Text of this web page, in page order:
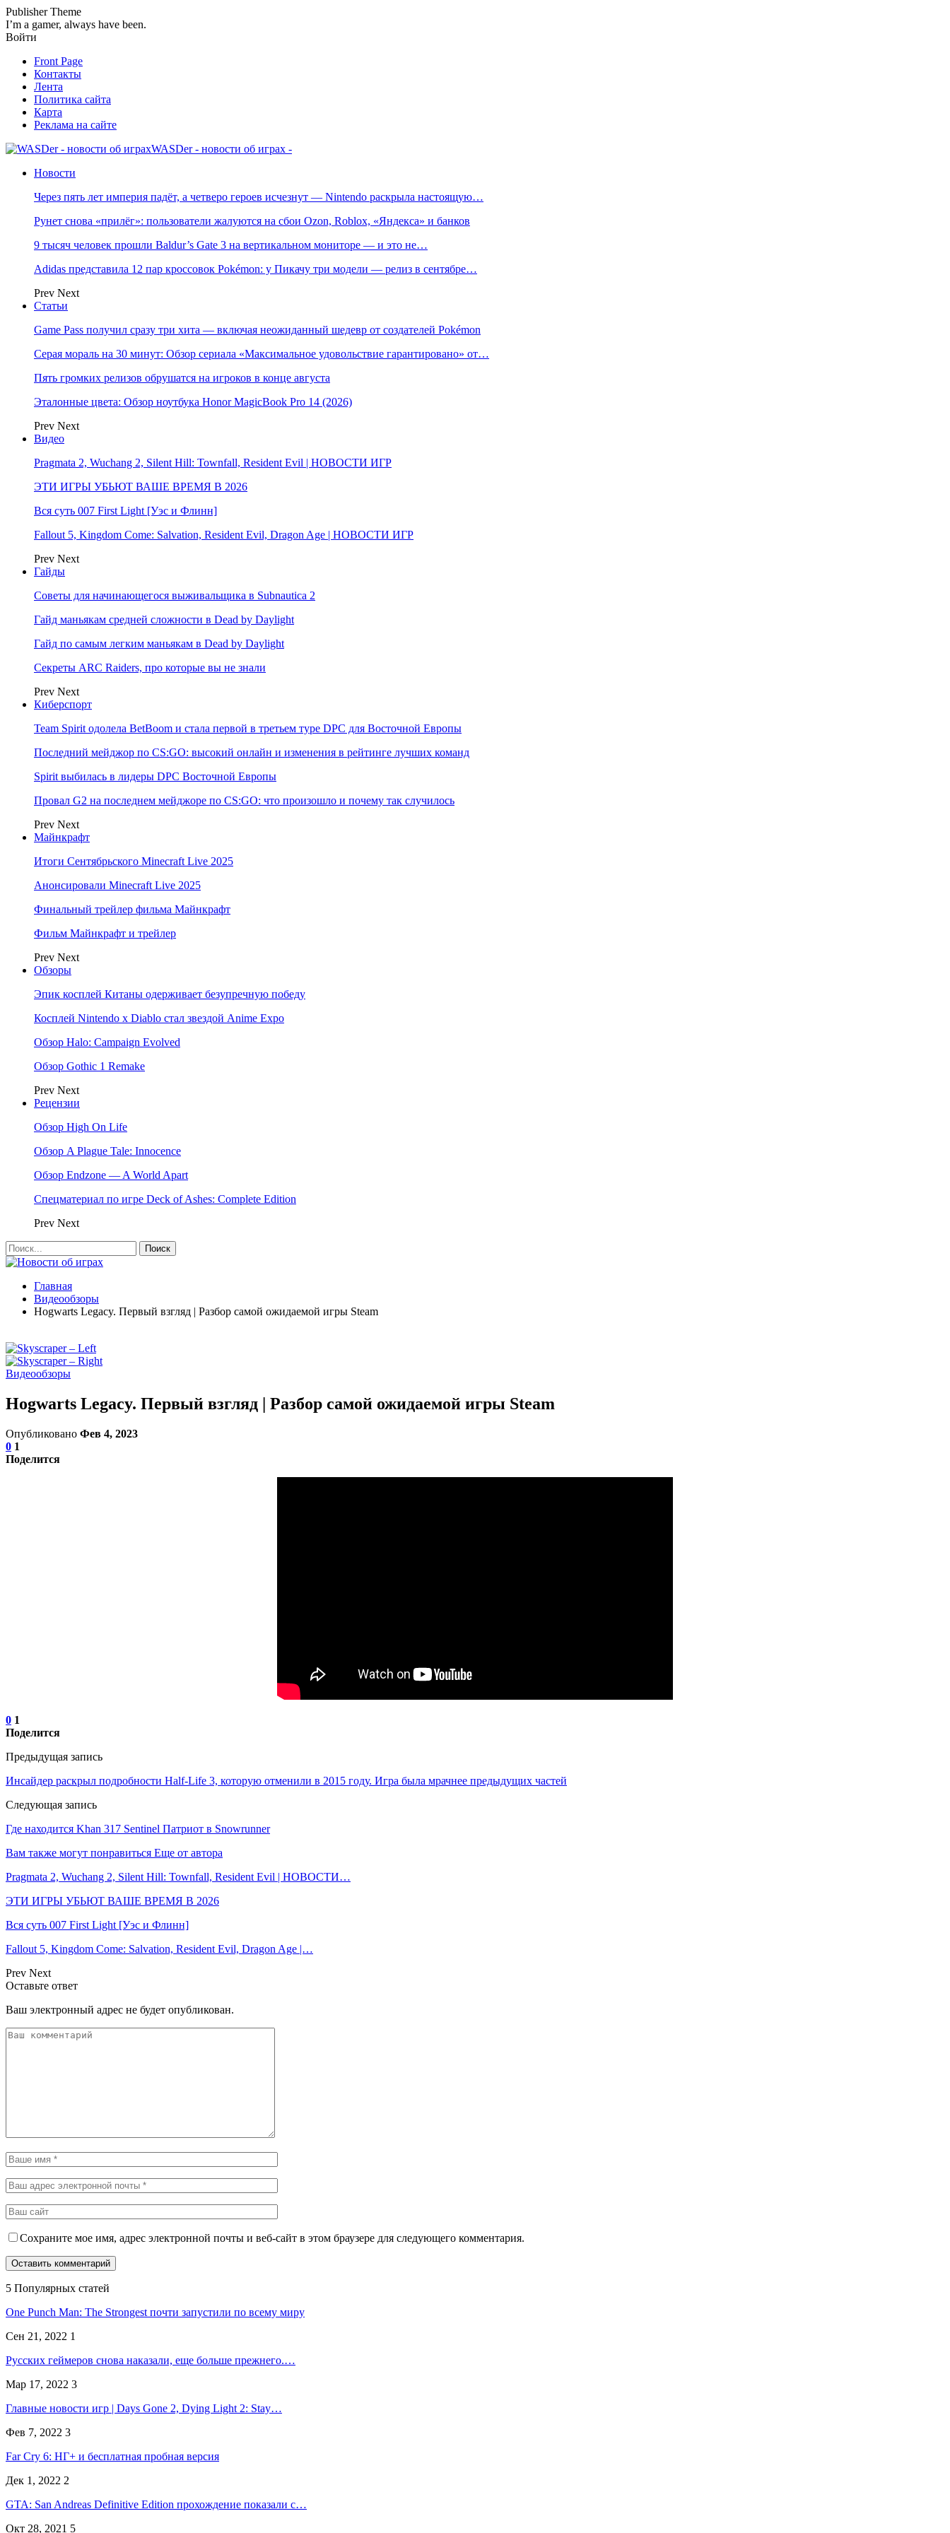
Publisher Theme
I’m a gamer, always have been.
Войти
Front Page
Контакты
Лента
Политика сайта
Карта
Реклама на сайте
WASDer - новости об играх -
Новости
Через пять лет империя падёт, а четверо героев исчезнут — Nintendo раскрыла настоящую…
Рунет снова «прилёг»: пользователи жалуются на сбои Ozon, Roblox, «Яндекса» и банков
9 тысяч человек прошли Baldur’s Gate 3 на вертикальном мониторе — и это не…
Adidas представила 12 пар кроссовок Pokémon: у Пикачу три модели — релиз в сентябре…
Prev Next
Статьи
Game Pass получил сразу три хита — включая неожиданный шедевр от создателей Pokémon
Серая мораль на 30 минут: Обзор сериала «Максимальное удовольствие гарантировано» от…
Пять громких релизов обрушатся на игроков в конце августа
Эталонные цвета: Обзор ноутбука Honor MagicBook Pro 14 (2026)
Prev Next
Видео
Pragmata 2, Wuchang 2, Silent Hill: Townfall, Resident Evil | НОВОСТИ ИГР
ЭТИ ИГРЫ УБЬЮТ ВАШЕ ВРЕМЯ В 2026
Вся суть 007 First Light [Уэс и Флинн]
Fallout 5, Kingdom Come: Salvation, Resident Evil, Dragon Age | НОВОСТИ ИГР
Prev Next
Гайды
Советы для начинающегося выживальщика в Subnautica 2
Гайд маньякам средней сложности в Dead by Daylight
Гайд по самым легким маньякам в Dead by Daylight
Секреты ARC Raiders, про которые вы не знали
Prev Next
Киберспорт
Team Spirit одолела BetBoom и стала первой в третьем туре DPC для Восточной Европы
Последний мейджор по CS:GO: высокий онлайн и изменения в рейтинге лучших команд
Spirit выбилась в лидеры DPC Восточной Европы
Провал G2 на последнем мейджоре по CS:GO: что произошло и почему так случилось
Prev Next
Майнкрафт
Итоги Сентябрьского Minecraft Live 2025
Анонсировали Minecraft Live 2025
Финальный трейлер фильма Майнкрафт
Фильм Майнкрафт и трейлер
Prev Next
Обзоры
Эпик косплей Китаны одерживает безупречную победу
Косплей Nintendo x Diablo стал звездой Anime Expo
Обзор Halo: Campaign Evolved
Обзор Gothic 1 Remake
Prev Next
Рецензии
Обзор High On Life
Обзор A Plague Tale: Innocence
Обзор Endzone — A World Apart
Спецматериал по игре Deck of Ashes: Complete Edition
Prev Next
Главная
Видеообзоры
Hogwarts Legacy. Первый взгляд | Разбор самой ожидаемой игры Steam
Видеообзоры
Hogwarts Legacy. Первый взгляд | Разбор самой ожидаемой игры Steam
Опубликовано Фев 4, 2023
0 1
Поделится
0 1
Поделится
Предыдущая запись
Инсайдер раскрыл подробности Half-Life 3, которую отменили в 2015 году. Игра была мрачнее предыдущих частей
Следующая запись
Где находится Khan 317 Sentinel Патриот в Snowrunner
Вам также могут понравиться Еще от автора
Pragmata 2, Wuchang 2, Silent Hill: Townfall, Resident Evil | НОВОСТИ…
ЭТИ ИГРЫ УБЬЮТ ВАШЕ ВРЕМЯ В 2026
Вся суть 007 First Light [Уэс и Флинн]
Fallout 5, Kingdom Come: Salvation, Resident Evil, Dragon Age |…
Prev Next
Оставьте ответ
Ваш электронный адрес не будет опубликован.
Сохраните мое имя, адрес электронной почты и веб-сайт в этом браузере для следующего комментария.
5 Популярных статей
One Punch Man: The Strongest почти запустили по всему миру
Сен 21, 2022 1
Русских геймеров снова наказали, еще больше прежнего.…
Мар 17, 2022 3
Главные новости игр | Days Gone 2, Dying Light 2: Stay…
Фев 7, 2022 3
Far Cry 6: НГ+ и бесплатная пробная версия
Дек 1, 2022 2
GTA: San Andreas Definitive Edition прохождение показали с…
Окт 28, 2021 5